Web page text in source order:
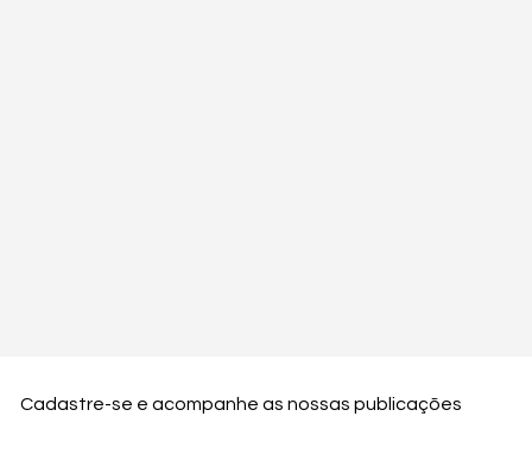
Cadastre-se e acompanhe as nossas publicações